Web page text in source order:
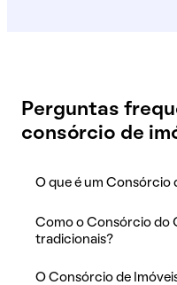
Perguntas
consórcio de
O que é um Consórcio
Como o Consórcio do
tradicionais?
O Consórcio de